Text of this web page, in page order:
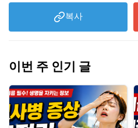
복사
이번 주 인기 글